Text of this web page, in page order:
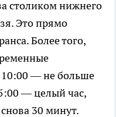
столиком нижнего
Это прямо
Более того,
10:00 — не больше
— целый час,
30 минут.